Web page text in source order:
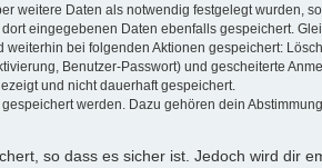
weitere Daten als notwendig festgelegt wurden,
eingegebenen Daten ebenfalls gespeichert.
bei folgenden Aktionen gespeichert:
Benutzer-Passwort) und gescheiterte
und nicht dauerhaft gespeichert.
werden. Dazu gehören dein
so dass es sicher ist. Jedoch wird dir